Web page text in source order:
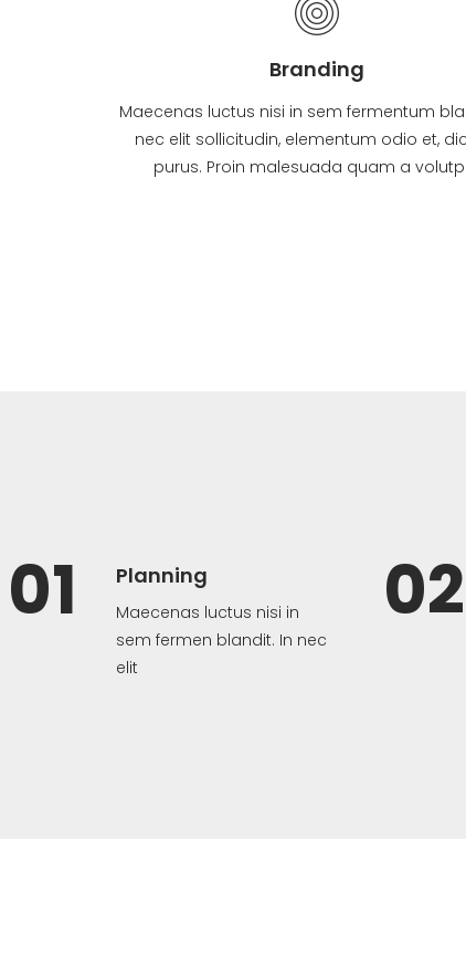
Branding
Maecenas luctus nisi in sem fermentum
nec elit sollicitudin, elementum odio et,
purus. Proin malesuada quam a
01 Planning
Maecenas luctus nisi in
sem fermen blandit. In nec
elit
02